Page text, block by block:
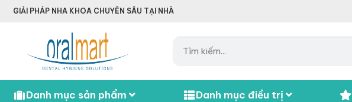
GIẢI PHÁP NHA KHOA CHUYÊN SÂU TẠI NHÀ
Danh mục sản phẩm Danh mục điều trị